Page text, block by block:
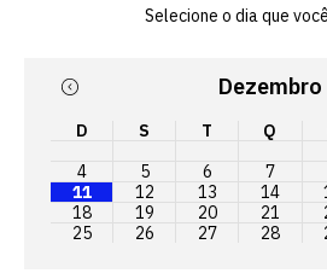
Selecione o dia que
Dezembro
D S T Q
4
5 6 7
11
12 13 14
18
19 20 21
25
26 27 28